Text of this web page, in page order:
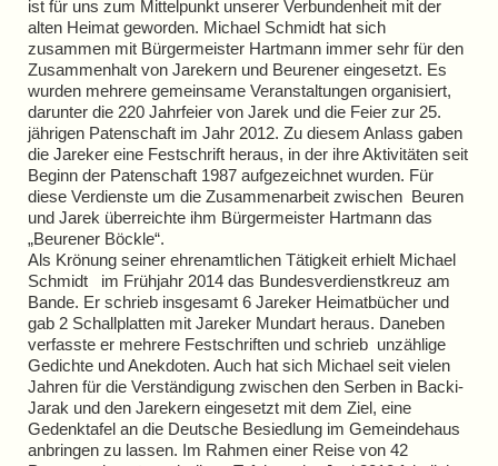
ist für uns zum Mittelpunkt unserer Verbundenheit mit der
alten Heimat geworden. Michael Schmidt hat sich
zusammen mit Bürgermeister Hartmann immer sehr für den
Zusammenhalt von Jarekern und Beurener eingesetzt. Es
wurden mehrere gemeinsame Veranstaltungen organisiert,
darunter die 220 Jahrfeier von Jarek und die Feier zur 25.
jährigen Patenschaft im Jahr 2012. Zu diesem Anlass gaben
die Jareker eine Festschrift heraus, in der ihre Aktivitäten seit
Beginn der Patenschaft 1987 aufgezeichnet wurden. Für
diese Verdienste um die Zusammenarbeit zwischen Beuren
und Jarek überreichte ihm Bürgermeister Hartmann das
„Beurener Böckle“.
Als Krönung seiner ehrenamtlichen Tätigkeit erhielt Michael
Schmidt im Frühjahr 2014 das Bundesverdienstkreuz am
Bande. Er schrieb insgesamt 6 Jareker Heimatbücher und
gab 2 Schallplatten mit Jareker Mundart heraus. Daneben
verfasste er mehrere Festschriften und schrieb unzählige
Gedichte und Anekdoten. Auch hat sich Michael seit vielen
Jahren für die Verständigung zwischen den Serben in Backi-
Jarak und den Jarekern eingesetzt mit dem Ziel, eine
Gedenktafel an die Deutsche Besiedlung im Gemeindehaus
anbringen zu lassen. Im Rahmen einer Reise von 42